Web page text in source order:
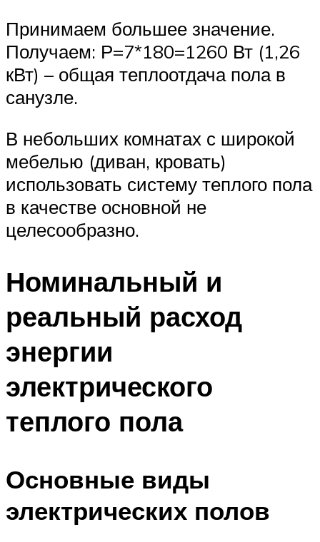
Принимаем большее значение.
Получаем: Р=7*180=1260 Вт (1,26
кВт) – общая теплоотдача пола в
санузле.
В небольших комнатах с широкой
мебелью (диван, кровать)
использовать систему теплого пола
в качестве основной не
целесообразно.
Номинальный и
реальный расход
энергии
электрического
теплого пола
Основные виды
электрических полов